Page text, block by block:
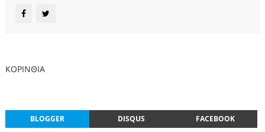
ΚΟΡΙΝΘΙΑ
BLOGGER DISQUS FACEBOOK